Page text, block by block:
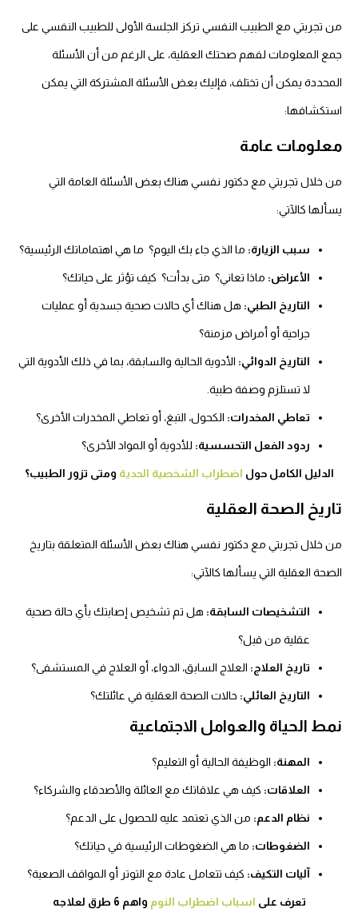
من تجربتي مع الطبيب النفسي تركز الجلسة الأولى للطبيب النفسي على
جمع المعلومات لفهم صحتك العقلية، على الرغم من أن الأسئلة
المحددة يمكن أن تختلف، فإليك بعض الأسئلة المشتركة التي يمكن
استكشافها:
معلومات عامة
من خلال تجربتي مع دكتور نفسي هناك بعض الأسئلة العامة التي
يسألها كالآتي:
سبب الزيارة: ما الذي جاء بك اليوم؟ ما هي اهتماماتك الرئيسية؟
الأعراض: ماذا تعاني؟ متى بدأت؟ كيف تؤثر على حياتك؟
التاريخ الطبي: هل هناك أي حالات صحية جسدية أو عمليات
جراحية أو أمراض مزمنة؟
التاريخ الدوائي: الأدوية الحالية والسابقة، بما في ذلك الأدوية التي
لا تستلزم وصفة طبية.
تعاطي المخدرات: الكحول، التبغ، أو تعاطي المخدرات الأخرى؟
ردود الفعل التحسسية: للأدوية أو المواد الأخرى؟
الدليل الكامل حول اضطراب الشخصية الحدية ومتى تزور الطبيب؟
تاريخ الصحة العقلية
من خلال تجربتي مع دكتور نفسي هناك بعض الأسئلة المتعلقة بتاريخ
الصحة العقلية التي يسألها كالآتي:
التشخيصات السابقة: هل تم تشخيص إصابتك بأي حالة صحية
عقلية من قبل؟
تاريخ العلاج: العلاج السابق، الدواء، أو العلاج في المستشفى؟
التاريخ العائلي: حالات الصحة العقلية في عائلتك؟
نمط الحياة والعوامل الاجتماعية
المهنة: الوظيفة الحالية أو التعليم؟
العلاقات: كيف هي علاقاتك مع العائلة والأصدقاء والشركاء؟
نظام الدعم: من الذي تعتمد عليه للحصول على الدعم؟
الضغوطات: ما هي الضغوطات الرئيسية في حياتك؟
آليات التكيف: كيف تتعامل عادة مع التوتر أو المواقف الصعبة؟
تعرف على اسباب اضطراب النوم واهم 6 طرق لعلاجه